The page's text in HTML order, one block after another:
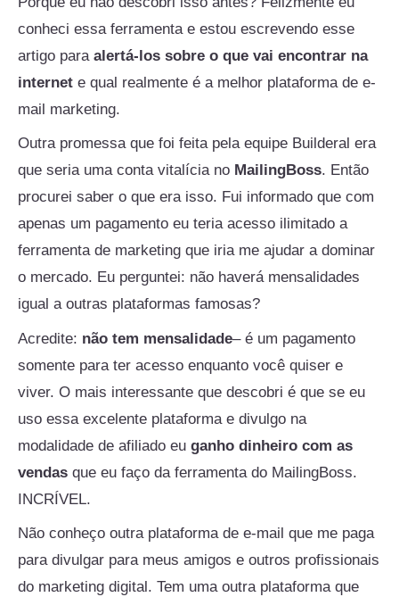
conheci essa ferramenta e estou escrevendo esse
artigo para alertá-los sobre o que vai encontrar na
internet e qual realmente é a melhor plataforma de e-
mail marketing.
Outra promessa que foi feita pela equipe Builderal era
que seria uma conta vitalícia no MailingBoss. Então
procurei saber o que era isso. Fui informado que com
apenas um pagamento eu teria acesso ilimitado a
ferramenta de marketing que iria me ajudar a dominar
o mercado. Eu perguntei: não haverá mensalidades
igual a outras plataformas famosas?
Acredite: não tem mensalidade– é um pagamento
somente para ter acesso enquanto você quiser e
viver. O mais interessante que descobri é que se eu
uso essa excelente plataforma e divulgo na
modalidade de afiliado eu ganho dinheiro com as
vendas que eu faço da ferramenta do MailingBoss.
INCRÍVEL.
Não conheço outra plataforma de e-mail que me paga
para divulgar para meus amigos e outros profissionais
do marketing digital. Tem uma outra plataforma que